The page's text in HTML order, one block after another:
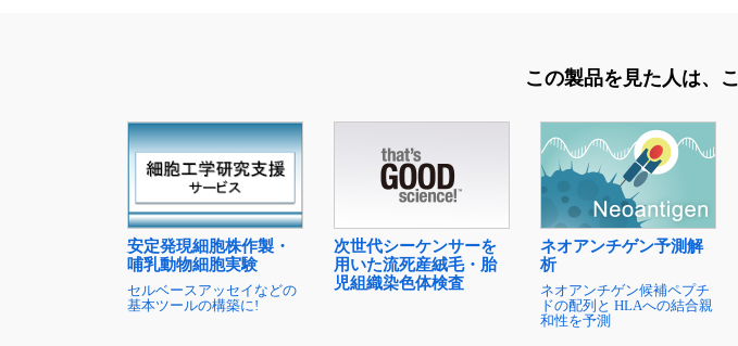
この製品を見た人は、
安定発現細胞株作製・
哺乳動物細胞実験
セルベースアッセイなどの
基本ツールの構築に!
次世代シーケンサーを
用いた流死産絨毛・胎
児組織染色体検査
ネオアンチゲン予測解
析
ネオアンチゲン候補ペプチ
ドの配列と HLAへの結合親
和性を予測